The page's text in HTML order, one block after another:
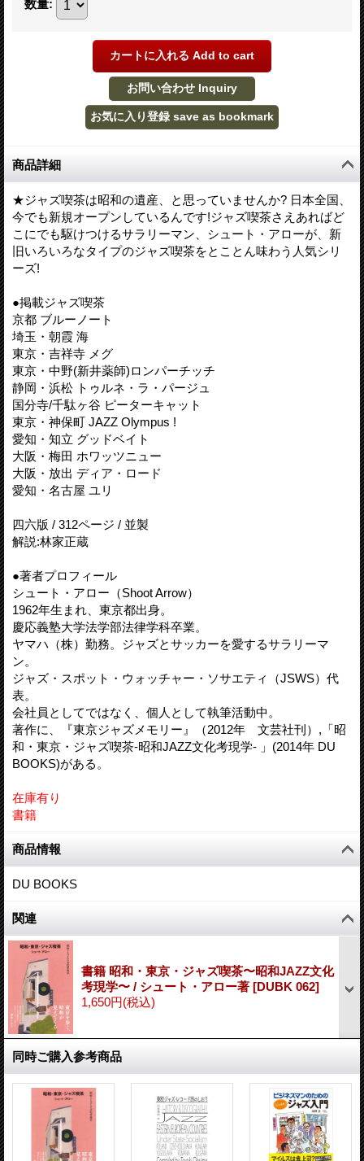
数量:
商品詳細
★ジャズ喫茶は昭和の遺産、と思っていませんか? 日本全国、
今でも新規オープンしているんです!ジャズ喫茶さえあればど
こにでも駆けつけるサラリーマン、シュート・アローが、新
旧いろいろなタイプのジャズ喫茶をとことん味わう人気シリ
ーズ!
●掲載ジャズ喫茶
京都 ブルーノート
埼玉・朝霞 海
東京・吉祥寺 メグ
東京・中野(新井薬師)ロンパーチッチ
静岡・浜松 トゥルネ・ラ・パージュ
国分寺/千駄ヶ谷 ピーターキャット
東京・神保町 JAZZ Olympus !
愛知・知立 グッドベイト
大阪・梅田 ホワッツニュー
大阪・放出 ディア・ロード
愛知・名古屋 ユリ
四六版 / 312ページ / 並製
解説:林家正蔵
●著者プロフィール
シュート・アロー（Shoot Arrow）
1962年生まれ、東京都出身。
慶応義塾大学法学部法律学科卒業。
ヤマハ（株）勤務。ジャズとサッカーを愛するサラリーマ
ン。
ジャズ・スポット・ウォッチャー・ソサエティ（JSWS）代
表。
会社員としてではなく、個人として執筆活動中。
著作に、『東京ジャズメモリー』（2012年 文芸社刊）,「昭
和・東京・ジャズ喫茶-昭和JAZZ文化考現学- 」(2014年 DU
BOOKS)がある。
在庫有り
書籍
商品情報
DU BOOKS
関連
書籍 昭和・東京・ジャズ喫茶〜昭和JAZZ文化
考現学〜 / シュート・アロー著 [DUBK 062]
1,650円(税込)
同時ご購入参考商品